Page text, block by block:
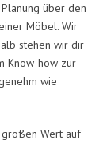
über den
Möbel. Wir
stehen wir dir
Know-how zur
wie
Wert auf